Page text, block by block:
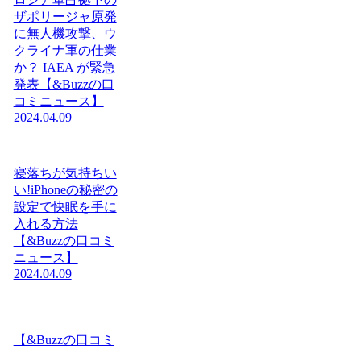
ザポリージャ原発
に無人機攻撃、ウ
クライナ軍の仕業
か？ IAEA が緊急
発表【&Buzzの口
コミニュース】
2024.04.09
寝落ちが気持ちい
い!iPhoneの秘密の
設定で快眠を手に
入れる方法
【&Buzzの口コミ
ニュース】
2024.04.09
【&Buzzの口コミ